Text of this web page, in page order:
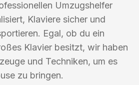
Umzugshelfer
Klaviere sicher und
Egal, ob du ein
Klavier besitzt, wir haben
und Techniken, um es
zu bringen.